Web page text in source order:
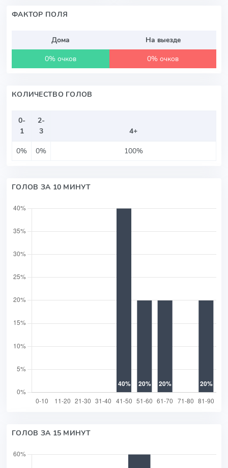
ФАКТОР ПОЛЯ
Дома
На выезде
0% очков
0% очков
КОЛИЧЕСТВО ГОЛОВ
0-
1
2-
3
4+
0%
0% 100%
ГОЛОВ ЗА 10 МИНУТ
ГОЛОВ ЗА 15 МИНУТ